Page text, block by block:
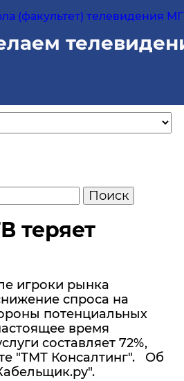
(факультет) телевидения
теряет
игроки рынка
спроса на
потенциальных
время
составляет 72%,
"ТМТ Консалтинг". Об